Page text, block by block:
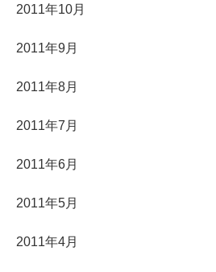
2011年10月
2011年9月
2011年8月
2011年7月
2011年6月
2011年5月
2011年4月